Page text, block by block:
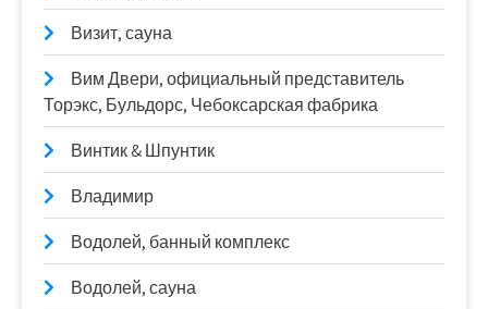
Визит, сауна
Вим Двери, официальный представитель
Торэкс, Бульдорс, Чебоксарская фабрика
Винтик & Шпунтик
Владимир
Водолей, банный комплекс
Водолей, сауна